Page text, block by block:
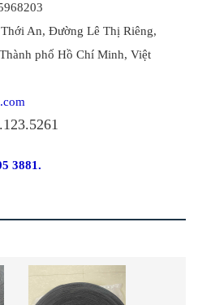
An, Đường Lê Thị Riêng,
phố Hồ Chí Minh, Việt
3881.